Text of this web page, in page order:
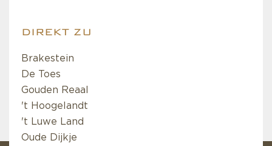
DIREKT ZU
Brakestein
De Toes
Gouden Reaal
't Hoogelandt
't Luwe Land
Oude Dijkje